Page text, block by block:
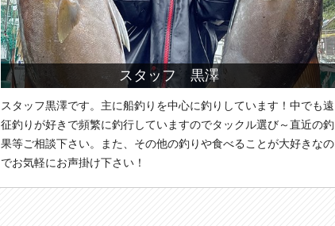
スタッフ 黒澤
スタッフ黒澤です。主に船釣りを中心に釣りしています！中でも遠
征釣りが好きで頻繁に釣行していますのでタックル選び～直近の釣
果等ご相談下さい。また、その他の釣りや食べることが大好きなの
でお気軽にお声掛け下さい！